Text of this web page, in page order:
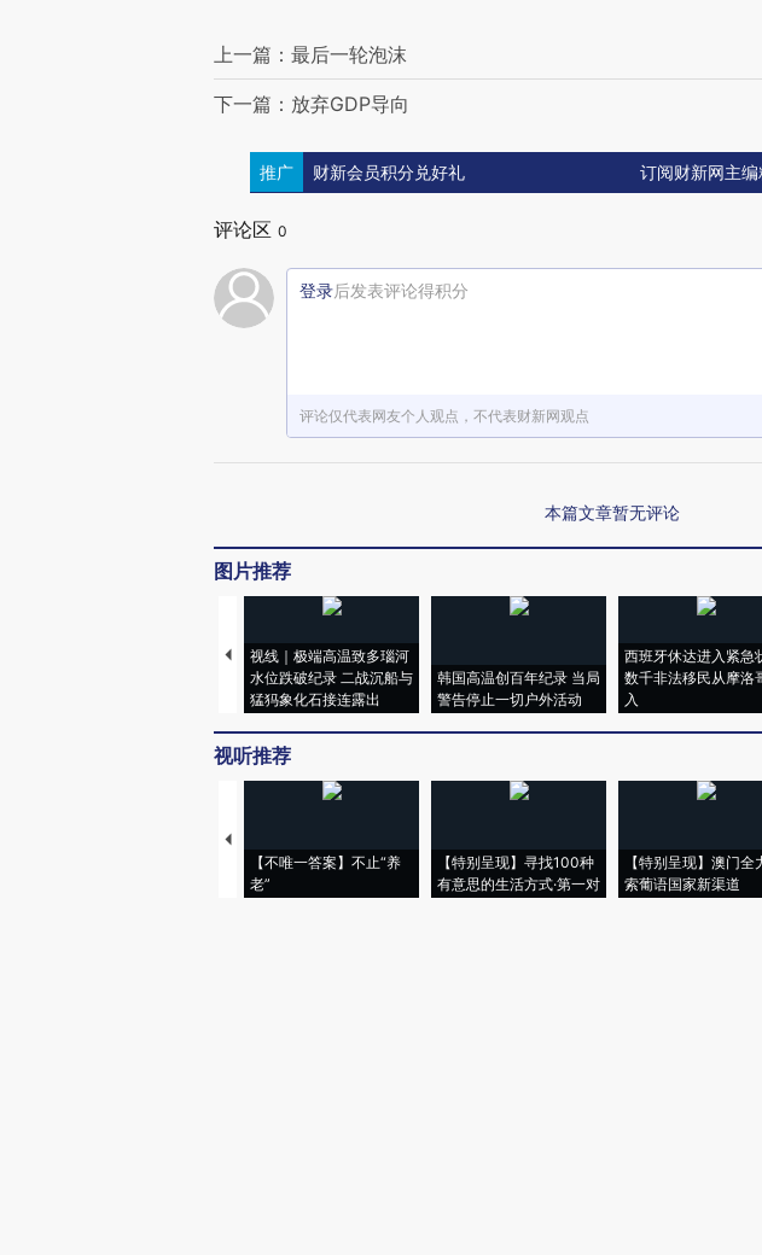
上一篇：最后一轮泡沫
下一篇：放弃GDP导向
推广 财新会员积分兑好礼 订阅财新网主
评论区 0
登录后发表评论得积分
评论仅代表网友个人观点，不代表财新网观点
本篇文章暂无评论
图片推荐
视线｜极端高温致多瑙河
水位跌破纪录 二战沉船与
猛犸象化石接连露出
韩国高温创百年纪录 当局
警告停止一切户外活动
西班牙休达进入紧急
数千非法移民从摩洛
入
视听推荐
【不唯一答案】不止“养
老”
【特别呈现】寻找100种
有意思的生活方式·第一对
【特别呈现】澳门全
索葡语国家新渠道